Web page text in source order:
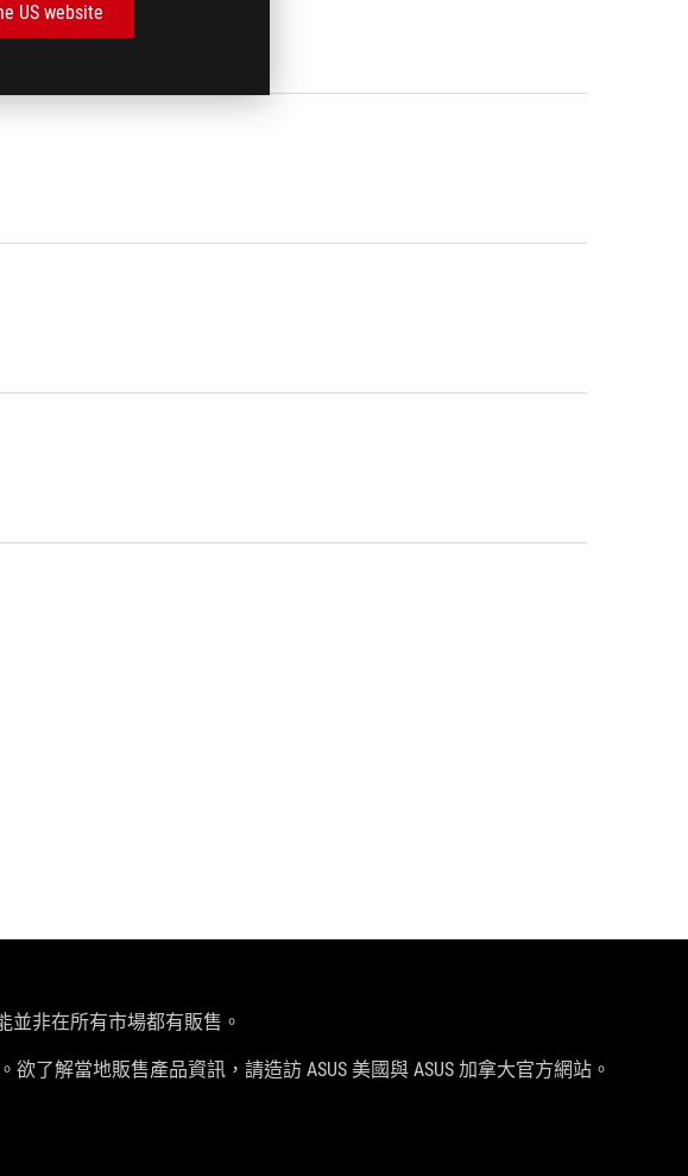
US website
非在所有市場都有販售。
了解當地販售產品資訊，請造訪 ASUS 美國與 ASUS 加拿大官方網站。